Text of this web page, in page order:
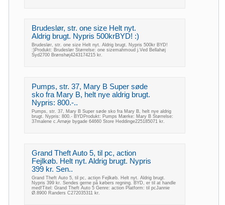
Brudeslør, str. one size Helt nyt.
Aldrig brugt. Nypris 500krBYD! :)
Brudeslør, str. one size Helt nyt. Aldrig brugt. Nypris 500kr BYD!
:)Produkt: Brudeslør Størrelse: one sizemahmoud j.Ved Bellahøj
Syd2700 Brønshøj4243174215 kr.
Pumps, str. 37, Mary B Super søde
sko fra Mary B, helt nye aldrig brugt.
Nypris: 800.-..
Pumps, str. 37, Mary B Super søde sko fra Mary B, helt nye aldrig
brugt. Nypris: 800.- BYDProdukt: Pumps Mærke: Mary B Størrelse:
37malene c.Arnøje bygade 64660 Store Heddinge225185071 kr.
Grand Theft Auto 5, til pc, action
Fejlkøb. Helt nyt. Aldrig brugt. Nypris
399 kr. Sen..
Grand Theft Auto 5, til pc, action Fejlkøb. Helt nyt. Aldrig brugt.
Nypris 399 kr. Sendes gerne på købers regning. BYD, er til at handle
med!Titel: Grand Theft Auto 5 Genre: action Platform: til pcJannie
Ø.8900 Randers C272035311 kr.